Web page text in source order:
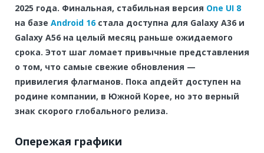
2025 года. Финальная, стабильная версия One UI 8
на базе Android 16стала доступна для Galaxy A36 и
Galaxy A56 на целый месяц раньше ожидаемого
срока. Этот шаг ломает привычные представления
о том, что самые свежие обновления —
привилегия флагманов. Пока апдейт доступен на
родине компании, в Южной Корее, но это верный
знак скорого глобального релиза.
Опережая графики